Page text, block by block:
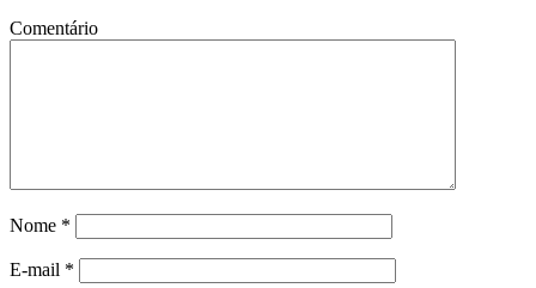
Comentário
Nome *
E-mail *